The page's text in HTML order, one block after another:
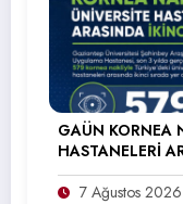
GAÜN KORNEA
HASTANELERİ
7 Ağustos 2026